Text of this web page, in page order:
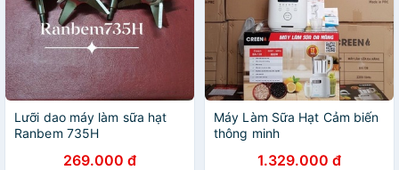
Lưỡi dao máy làm sữa hạt
Ranbem 735H
269.000 đ
Máy Làm Sữa Hạt Cảm biến
thông minh
1.329.000 đ